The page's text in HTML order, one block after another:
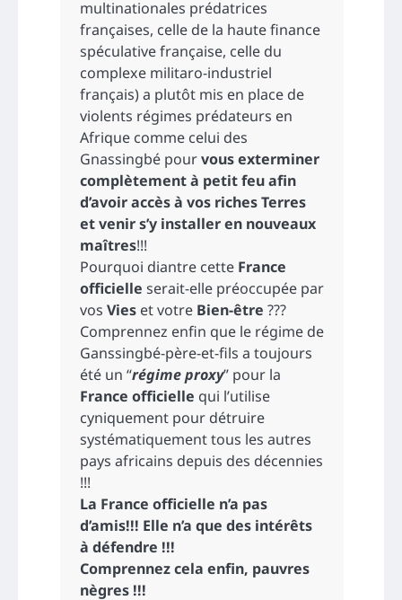
multinationales prédatrices
françaises, celle de la haute finance
spéculative française, celle du
complexe militaro-industriel
français) a plutôt mis en place de
violents régimes prédateurs en
Afrique comme celui des
Gnassingbé pourvous exterminer
complètement à petit feu afin
d’avoir accès à vos riches Terres
et venir s’y installer en nouveaux
maîtres!!!
Pourquoi diantre cette France
officielle serait-elle préoccupée par
vos Vies et votre Bien-être ???
Comprennez enfin que le régime de
Ganssingbé-père-et-fils a toujours
été un “régime proxy” pour la
France officielle qui l’utilise
cyniquement pour détruire
systématiquement tous les autres
pays africains depuis des décennies
!!!
La France officielle n’a pas
d’amis!!! Elle n’a que des intérêts
à défendre !!!
Comprennez cela enfin, pauvres
nègres !!!